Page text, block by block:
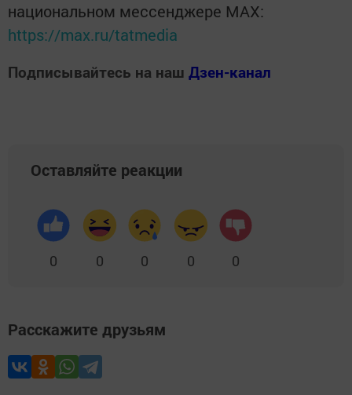
национальном мессенджере MАХ:
https://max.ru/tatmedia
Подписывайтесь на наш Дзен-канал
Оставляйте реакции
0 0 0 0 0
Расскажите друзьям